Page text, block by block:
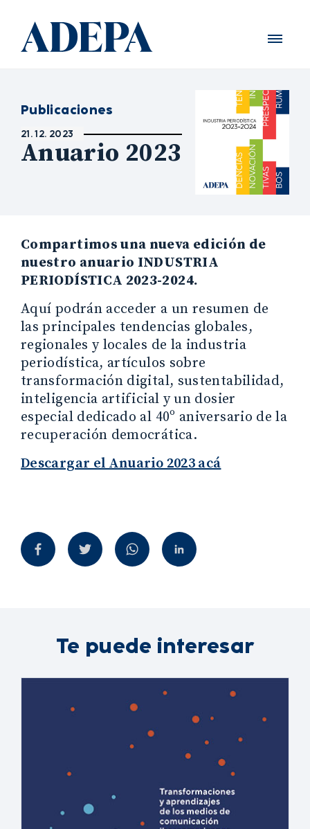
Publicaciones
21. 12. 2023
Anuario 2023
Compartimos una nueva edición de
nuestro anuario INDUSTRIA
PERIODÍSTICA 2023-2024.
Aquí podrán acceder a un resumen de
las principales tendencias globales,
regionales y locales de la industria
periodística, artículos sobre
transformación digital, sustentabilidad,
inteligencia artificial y un dosier
especial dedicado al 40º aniversario de la
recuperación democrática.
Descargar el Anuario 2023 acá
Te puede interesar